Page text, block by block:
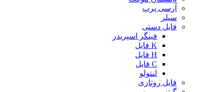
آرسی پرپ
سیلر
فایل دستی
فینگر اسپریدر
K فایل
H فایل
C فایل
لنتولو
فایل روتاری